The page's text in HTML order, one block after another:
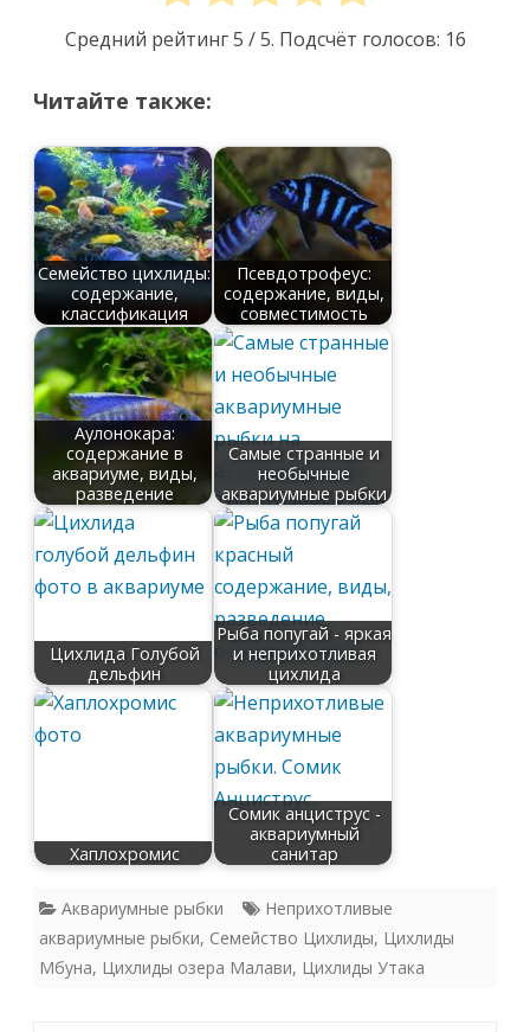
Средний рейтинг5 / 5. Подсчёт голосов: 16
Читайте также:
Семейство цихлиды:
содержание,
классификация
Псевдотрофеус:
содержание, виды,
совместимость
Аулонокара:
содержание в
аквариуме, виды,
разведение
Самые странные и
необычные
аквариумные рыбки
Цихлида Голубой
дельфин
Рыба попугай - яркая
и неприхотливая
цихлида
Хаплохромис
Сомик анциструс -
аквариумный
санитар
Аквариумные рыбки
Неприхотливые
аквариумные рыбки, Семейство Цихлиды, Цихлиды
Мбуна, Цихлиды озера Малави, Цихлиды Утака